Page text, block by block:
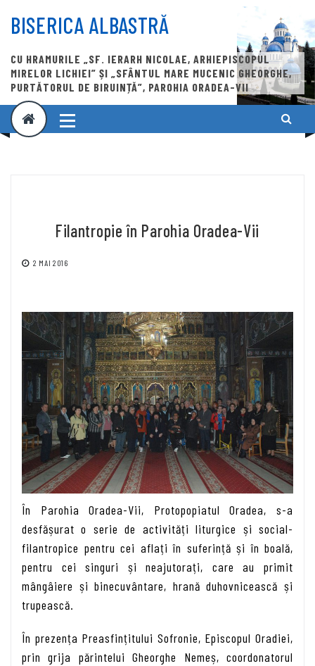
content
BISERICA ALBASTRĂ
CU HRAMURILE „SF. IERARH NICOLAE, ARHIEPISCOPUL
MIRELOR LICHIEI” ȘI „SFÂNTUL MARE MUCENIC GHEORGHE,
PURTĂTORUL DE BIRUINȚĂ”, PAROHIA ORADEA-VII
Filantropie în Parohia Oradea-Vii
2 MAI 2016
În Parohia Oradea-Vii, Protopopiatul Oradea, s-a
desfășurat o serie de activități liturgice și social-
filantropice pentru cei aflați în suferință și în boală,
pentru cei singuri și neajutorați, care au primit
mângâiere și binecuvântare, hrană duhovnicească și
trupească.
În prezența Preasfin­țitului Sofronie, Episcopul Oradiei,
prin grija părintelui Gheorghe Nemeș, coordonatorul